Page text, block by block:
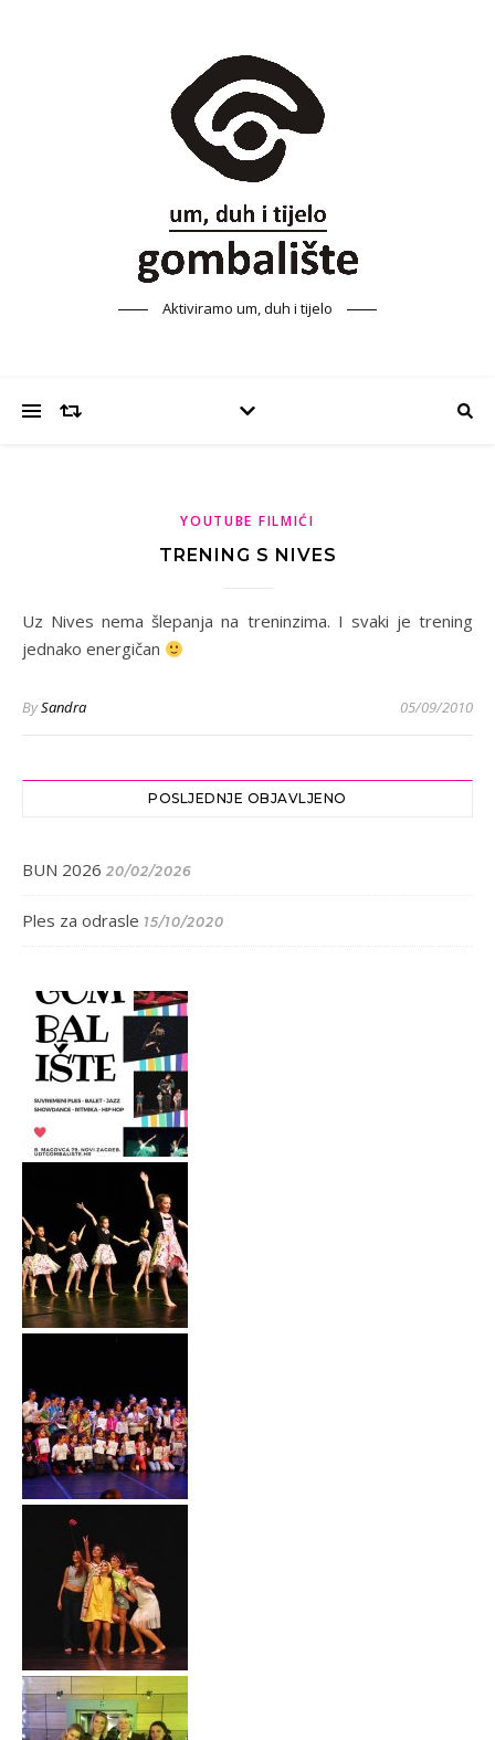
Aktiviramo um, duh i tijelo
YOUTUBE FILMIĆI
TRENING S NIVES
Uz Nives nema šlepanja na treninzima. I svaki je trening
jednako energičan
BySandra 05/09/2010
POSLJEDNJE OBJAVLJENO
BUN 2026 20/02/2026
Ples za odrasle 15/10/2020